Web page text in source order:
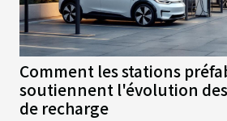
Comment les stations
soutiennent l'évolution
de recharge